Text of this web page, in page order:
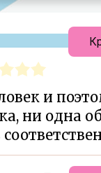
и
ни одна